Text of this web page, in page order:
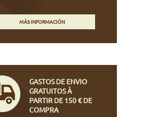
MÁS INFORMACIÓN
GASTOS DE ENVIO
GRATUITOS À
PARTIR DE 150 € DE
COMPRA